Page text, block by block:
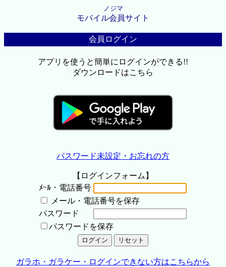
ノジマ
モバイル会員サイト
会員ログイン
アプリを使うと簡単にログインができる!!
ダウンロードはこちら
パスワード未設定・お忘れの方
【ログインフォーム】
ﾒｰﾙ・電話番号
メール・電話番号を保存
パスワード
パスワードを保存
ガラホ・ガラケー・ログインできない方はこちらから